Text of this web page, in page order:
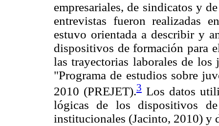
empresariales, de sindicatos y
entrevistas fueron realizadas
estuvo orientada a describir y
dispositivos de formación para
las trayectorias laborales de
"Programa de estudios sobre
2010 (PREJET).3Los datos
lógicas de los dispositivos
institucionales (Jacinto, 2010) y